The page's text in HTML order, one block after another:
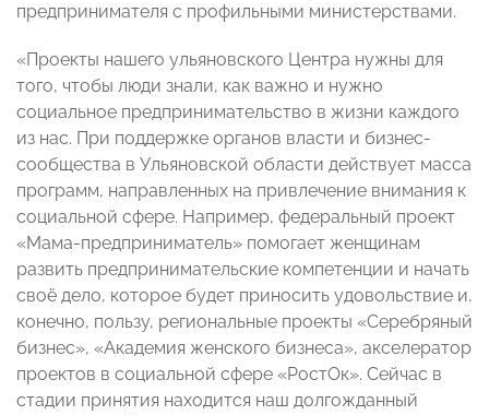
предпринимателя с профильными министерствами.
«Проекты нашего ульяновского Центра нужны для
того, чтобы люди знали, как важно и нужно
социальное предпринимательство в жизни каждого
из нас. При поддержке органов власти и бизнес-
сообщества в Ульяновской области действует масса
программ, направленных на привлечение внимания к
социальной сфере. Например, федеральный проект
«Мама-предприниматель» помогает женщинам
развить предпринимательские компетенции и начать
своё дело, которое будет приносить удовольствие и,
конечно, пользу, региональные проекты «Серебряный
бизнес», «Академия женского бизнеса», акселератор
проектов в социальной сфере «РостОк». Сейчас в
стадии принятия находится наш долгожданный